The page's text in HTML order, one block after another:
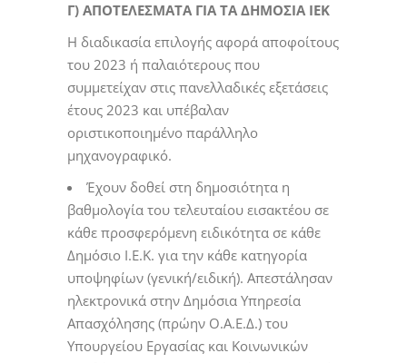
Γ) ΑΠΟΤΕΛΕΣΜΑΤΑ ΓΙΑ ΤΑ ΔΗΜΟΣΙΑ ΙΕΚ
Η διαδικασία επιλογής αφορά αποφοίτους
του 2023 ή παλαιότερους που
συμμετείχαν στις πανελλαδικές εξετάσεις
έτους 2023 και υπέβαλαν
οριστικοποιημένο παράλληλο
μηχανογραφικό.
Έχουν δοθεί στη δημοσιότητα η
βαθμολογία του τελευταίου εισακτέου σε
κάθε προσφερόμενη ειδικότητα σε κάθε
Δημόσιο Ι.Ε.Κ. για την κάθε κατηγορία
υποψηφίων (γενική/ειδική). Απεστάλησαν
ηλεκτρονικά στην Δημόσια Υπηρεσία
Απασχόλησης (πρώην Ο.Α.Ε.Δ.) του
Υπουργείου Εργασίας και Κοινωνικών